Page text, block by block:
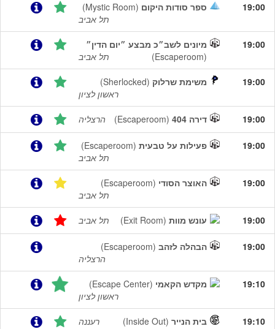
19:00 ספר סודות היקום (Mystic Room)
תל אביב
19:00
מיונים לשב״כ מבצע ״יום הדין״
(Escaperoom)
תל אביב
19:00 משימת שרלוק (Sherlocked)
ראשון לציון
19:00 דירה 404 (Escaperoom) הרצליה
19:00 פעילות על טבעית (Escaperoom)
תל אביב
19:00 האוצר הסודי (Escaperoom)
תל אביב
19:00 עונש מוות (Exit Room) תל אביב
19:00 הבהלה לזהב (Escaperoom)
הרצליה
19:10 מקדש הקאמי (Escape Center)
ראשון לציון
19:10 בית הנייר (Inside Out) רעננה